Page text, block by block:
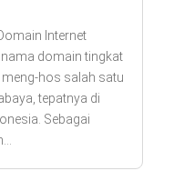
Internet
domain tingkat
hos salah satu
tepatnya di
Sebagai